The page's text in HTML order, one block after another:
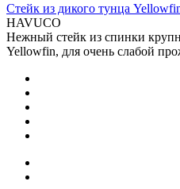
Стейк из дикого тунца
HAVUCO
Нежный стейк из спинки
Yellowfin, для очень слабой